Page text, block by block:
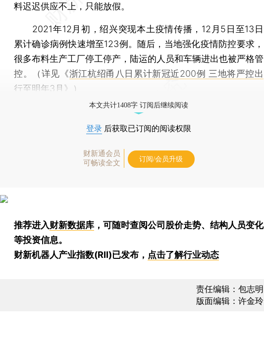
料迟迟供应不上，只能放假。
2021年12月初，绍兴突现本土疫情传播，12月5日至13日
累计确诊病例快速增至123例。随后，当地强化疫情防控要求，
很多布料生产工厂停工停产，陆运的人员和车辆进出也被严格管
控。（详见《浙江杭绍甬八日累计新冠近200例 三地将严控出
行至明年3月 》）
本文共计1408字 订阅后继续阅读
登录 后获取已订阅的阅读权限
财新通会员
可畅读全文
订阅/会员升级
推荐进入财新数据库 ，可随时查阅公司股价走势、结构人员变化
等投资信息。
财新机器人产业指数(RII)已发布， 点击了解行业动态
责任编辑：包志明
版面编辑：许金玲